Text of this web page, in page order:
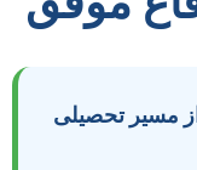
مسیر تحصیلی